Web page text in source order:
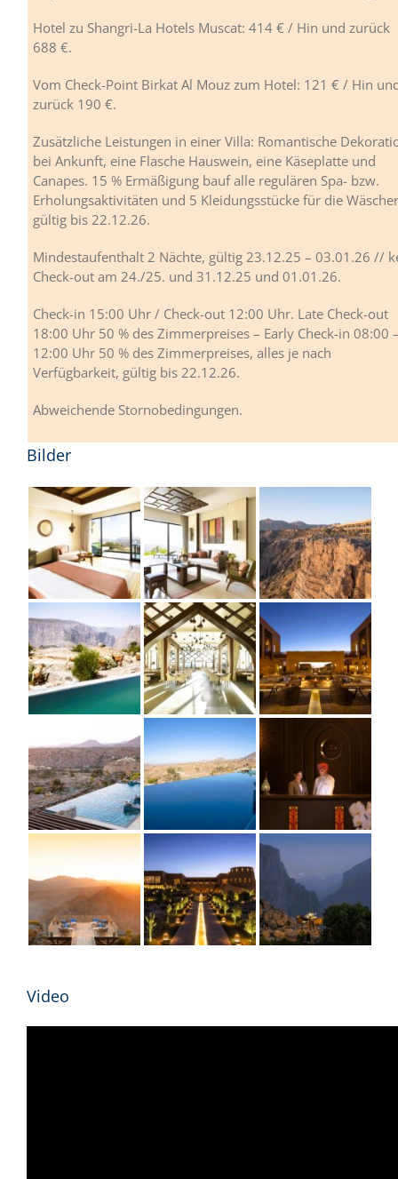
Hotel zu Shangri-La Hotels Muscat: 414 € / Hin und zurück
688 €.
Vom Check-Point Birkat Al Mouz zum Hotel: 121 € / Hin
zurück 190 €.
Zusätzliche Leistungen in einer Villa: Romantische
bei Ankunft, eine Flasche Hauswein, eine Käseplatte und
Canapes. 15 % Ermäßigung bauf alle regulären Spa- bzw.
Erholungsaktivitäten und 5 Kleidungsstücke für die
gültig bis 22.12.26.
Mindestaufenthalt 2 Nächte, gültig 23.12.25 – 03.01.26 //
Check-out am 24./25. und 31.12.25 und 01.01.26.
Check-in 15:00 Uhr / Check-out 12:00 Uhr. Late Check-out
18:00 Uhr 50 % des Zimmerpreises – Early Check-in 08:00
12:00 Uhr 50 % des Zimmerpreises, alles je nach
Verfügbarkeit, gültig bis 22.12.26.
Abweichende Stornobedingungen.
Bilder
Video